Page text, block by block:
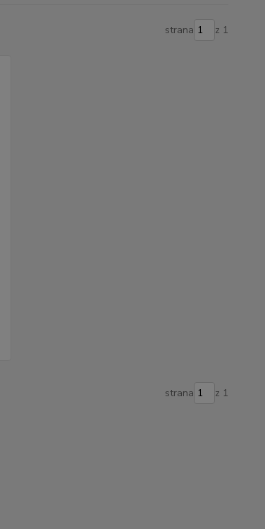
strana z 1
strana z 1